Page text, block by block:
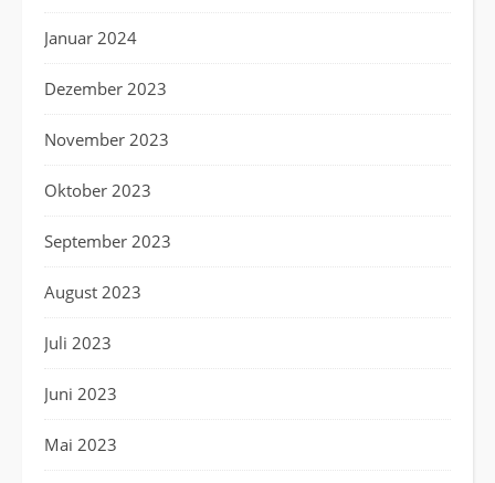
Januar 2024
Dezember 2023
November 2023
Oktober 2023
September 2023
August 2023
Juli 2023
Juni 2023
Mai 2023